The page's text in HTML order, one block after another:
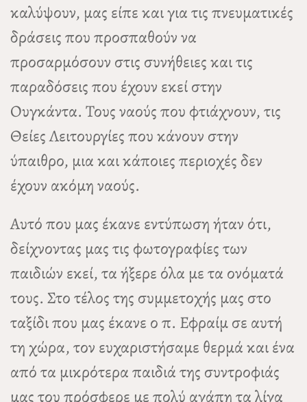
καλύψουν, μας είπε και για τις πνευματικές
δράσεις που προσπαθούν να
προσαρμόσουν στις συνήθειες και τις
παραδόσεις που έχουν εκεί στην
Ουγκάντα. Τους ναούς που φτιάχνουν, τις
Θείες Λειτουργίες που κάνουν στην
ύπαιθρο, μια και κάποιες περιοχές δεν
έχουν ακόμη ναούς.
Αυτό που μας έκανε εντύπωση ήταν ότι,
δείχνοντας μας τις φωτογραφίες των
παιδιών εκεί, τα ήξερε όλα με τα ονόματά
τους. Στο τέλος της συμμετοχής μας στο
ταξίδι που μας έκανε ο π. Εφραίμ σε αυτή
τη χώρα, τον ευχαριστήσαμε θερμά και ένα
από τα μικρότερα παιδιά της συντροφιάς
μας του πρόσφερε με πολύ αγάπη τα λίγα